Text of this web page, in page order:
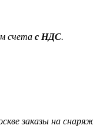
счета с НДС.
заказы на